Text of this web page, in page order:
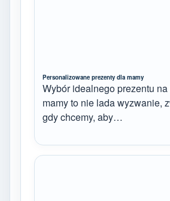
Personalizowane prezenty dla mamy
Wybór idealnego prezentu
mamy to nie lada wyzwanie,
gdy chcemy, aby…